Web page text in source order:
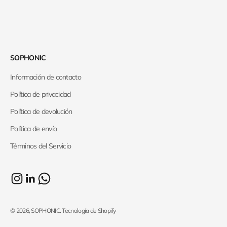
SOPHONIC
Información de contacto
Política de privacidad
Política de devolución
Política de envío
Términos del Servicio
© 2026, SOPHONIC.Tecnología de Shopify